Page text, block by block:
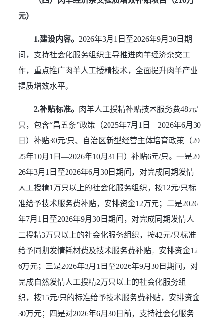
元）
1.建设内容。 2026年3月1日至2026年9月30日期
间，支持社会化服务组织主导推进肉羊经济杂交工
作，重点推广肉羊人工授精技术，全面提升肉羊产业
提质增效水平。
2.补贴标准。 肉羊人工授精补贴技术服务费48元/
只，包含“昌五条”政策（2025年7月1日—2026年6月30
日）补贴30元/只、自治区新型经营主体培育政策（20
25年10月1日—2026年10月31日）补贴6元/只。一是20
26年3月1日至2026年6月30日期间，对完成同期发情
人工授精1万只以上的社会化服务组织，按12元/只标
准给予技术服务费补贴，安排资金12万元；二是2026
年7月1日至2026年9月30日期间，对完成同期发情人
工授精3万只以上的社会化服务组织，按42元/只标准
给予同期发情耗材费及技术服务费补贴，安排资金12
6万元；三是2026年3月1日至2026年9月30日期间，对
完成自然发情人工授精2万只以上的社会化服务组
织，按15元/只的标准给予技术服务费补贴，安排资金
30万元；四是对2026年6月30日前，支持社会化服务